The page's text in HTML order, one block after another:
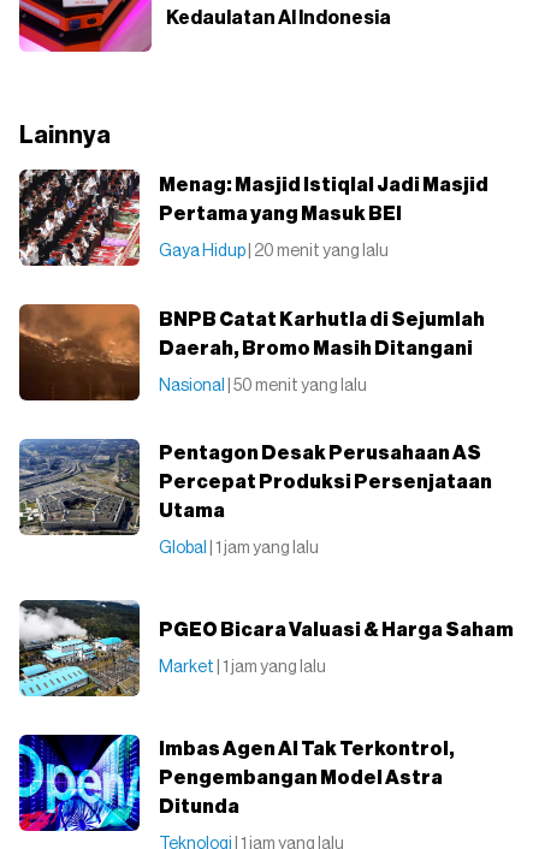
Kedaulatan AI Indonesia
Lainnya
Menag: Masjid Istiqlal Jadi Masjid
Pertama yang Masuk BEI
Gaya Hidup | 20 menit yang lalu
BNPB Catat Karhutla di Sejumlah
Daerah, Bromo Masih Ditangani
Nasional | 50 menit yang lalu
Pentagon Desak Perusahaan AS
Percepat Produksi Persenjataan
Utama
Global | 1 jam yang lalu
PGEO Bicara Valuasi & Harga Saham
Market | 1 jam yang lalu
Imbas Agen AI Tak Terkontrol,
Pengembangan Model Astra
Ditunda
Teknologi | 1 jam yang lalu